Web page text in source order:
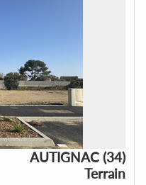
AUTIGNAC (34)
Terrain